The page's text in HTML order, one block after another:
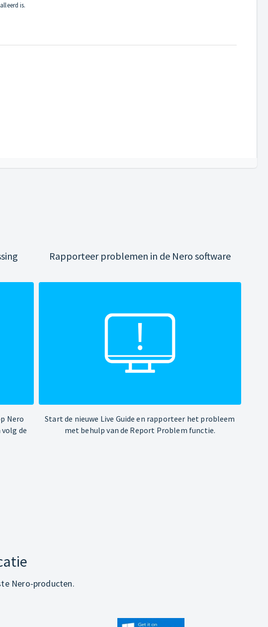
is.
Nero
de
Rapporteer problemen in de Nero software
Start de nieuwe Live Guide en rapporteer het probleem
met behulp van de Report Problem functie.
Nero-producten.